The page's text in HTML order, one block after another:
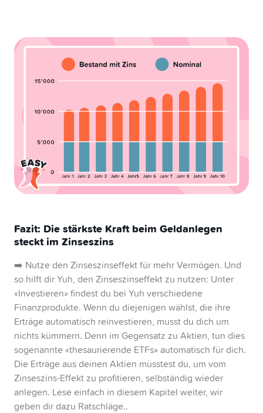
Fazit: Die stärkste Kraft beim Geldanlegen
steckt im Zinseszins
➡️ Nutze den Zinseszinseffekt für mehr Vermögen. Und
so hilft dir Yuh, den Zinseszinseffekt zu nutzen: Unter
«Investieren» findest du bei Yuh verschiedene
Finanzprodukte. Wenn du diejenigen wählst, die ihre
Erträge automatisch reinvestieren, musst du dich um
nichts kümmern. Denn im Gegensatz zu Aktien, tun dies
sogenannte «thesaurierende ETFs» automatisch für dich.
Die Erträge aus deinen Aktien müsstest du, um vom
Zinseszins-Effekt zu profitieren, selbständig wieder
anlegen. Lese einfach in diesem Kapitel weiter, wir
geben dir dazu Ratschläge..